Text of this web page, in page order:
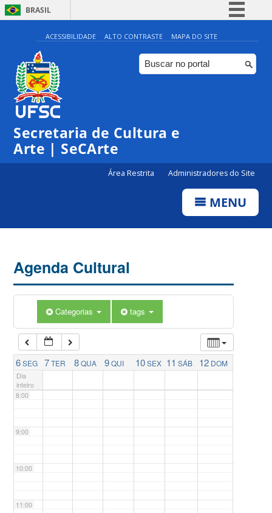
BRASIL
Simplifique!
Comunica BR
Participe
ACESSIBILIDADE ALTO CONTRASTE MAPA DO SITE
Secretaria de Cultura e
Arte | SeCArte
Área Restrita Administradores do Site
MENU
Agenda Cultural
Categorias tags
6SEG 7TER 8QUA 9QUI 10SEX 11 SÁB 12 DOM
Dia
inteiro
0:00
1:00
5:00
7:00
8:00
9:00
10:00
11:00